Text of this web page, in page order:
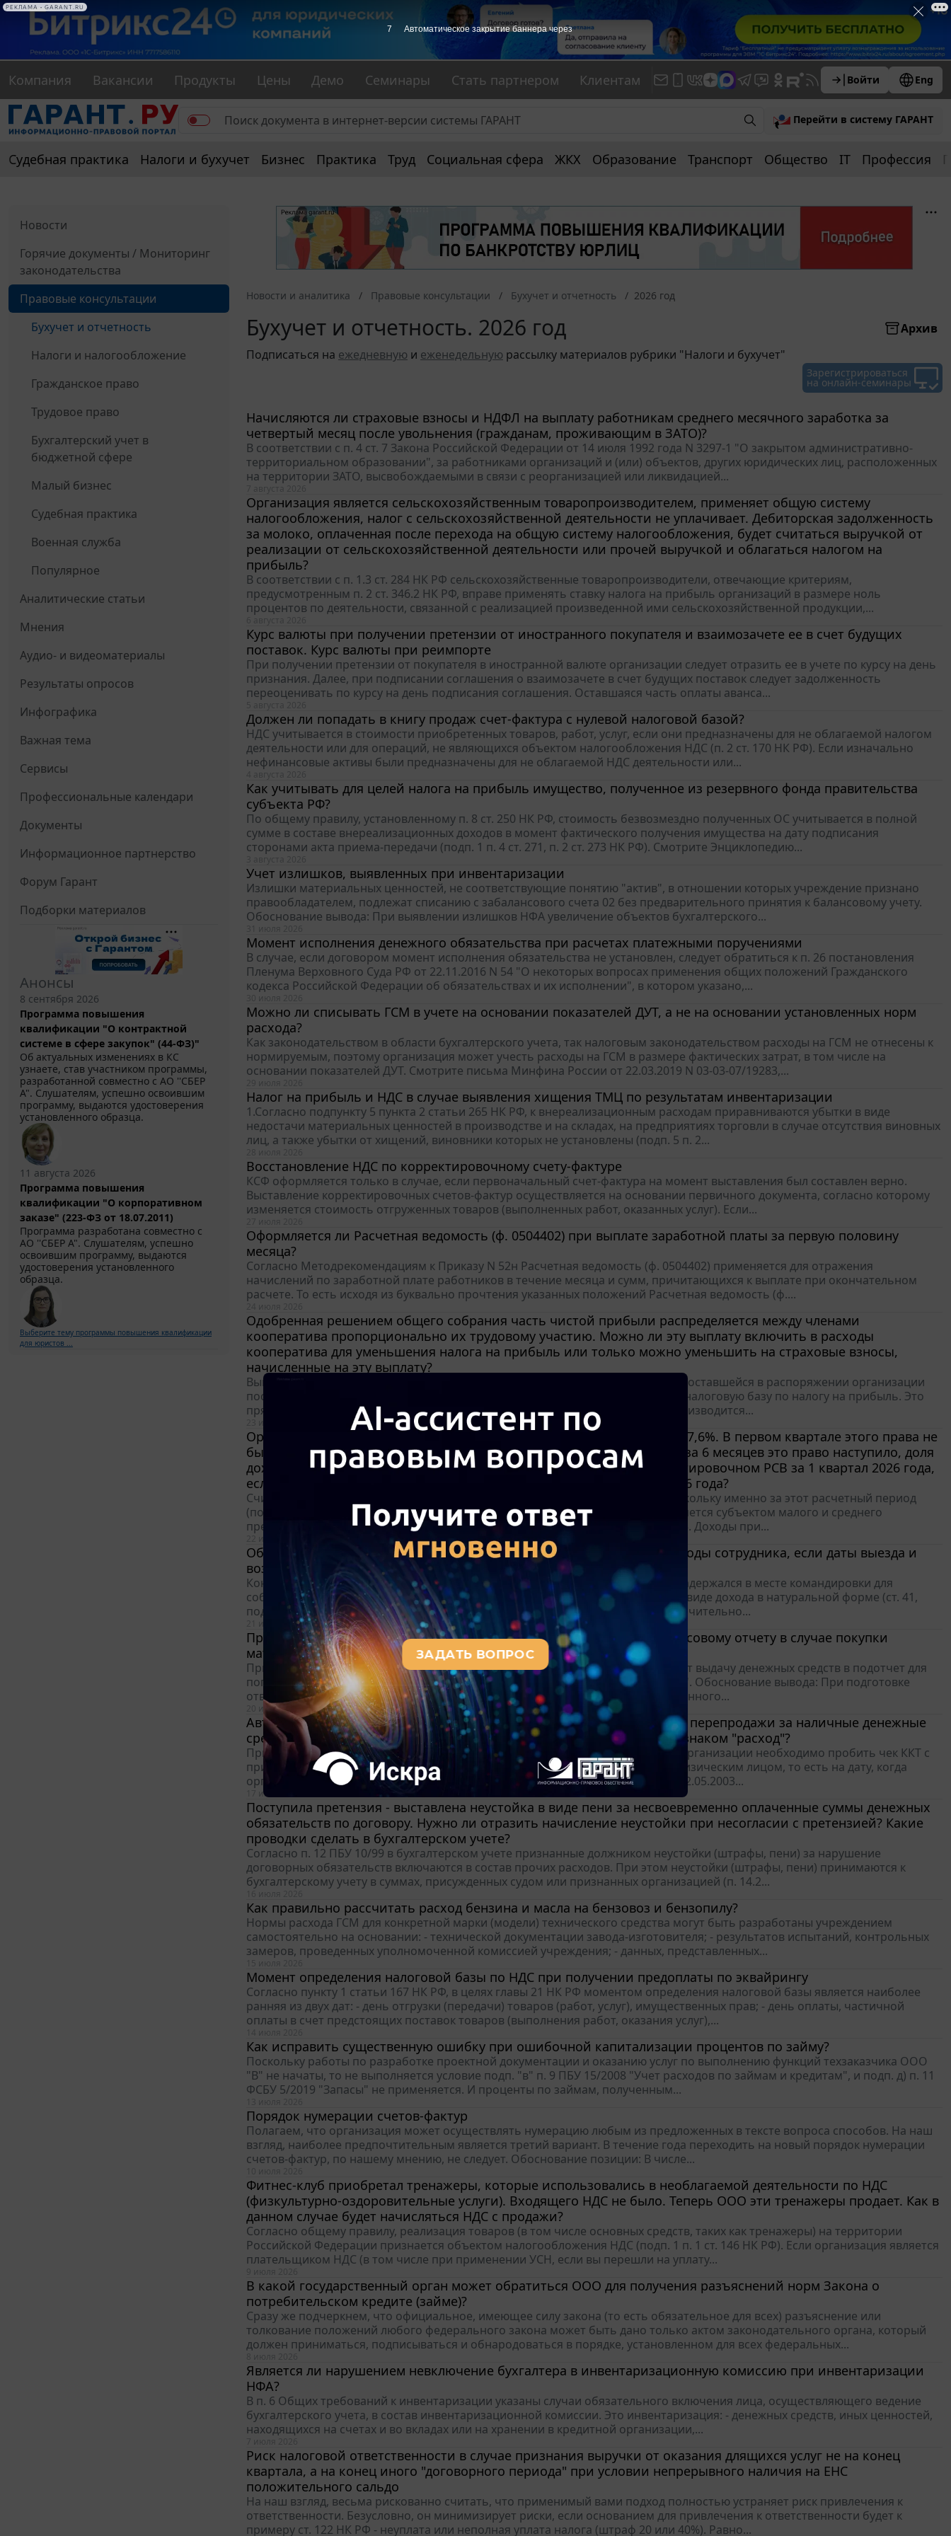
Компания Вакансии Продукты Цены Демо Семинары Стать партнером Клиентам Войти Eng
Перейти в систему ГАРАНТ
Судебная практика Налоги и бухучет Бизнес Практика Труд Социальная сфера ЖКХ Образование Транспорт Общество IT Профессия
Новости
Горячие документы / Мониторинг
законодательства
Правовые консультации
Бухучет и отчетность
Налоги и налогообложение
Гражданское право
Трудовое право
Бухгалтерский учет в
бюджетной сфере
Малый бизнес
Судебная практика
Военная служба
Популярное
Аналитические статьи
Мнения
Аудио- и видеоматериалы
Результаты опросов
Инфографика
Важная тема
Сервисы
Профессиональные календари
Документы
Информационное партнерство
Форум Гарант
Подборки материалов
Анонсы
8 сентября 2026
Программа повышения
квалификации "О контрактной
системе в сфере закупок" (44-ФЗ)"
Об актуальных изменениях в КС
узнаете, став участником программы,
разработанной совместно с АО ''СБЕР
А". Слушателям, успешно освоившим
программу, выдаются удостоверения
установленного образца.
11 августа 2026
Программа повышения
квалификации "О корпоративном
заказе" (223-ФЗ от 18.07.2011)
Программа разработана совместно с
АО ''СБЕР А". Слушателям, успешно
освоившим программу, выдаются
удостоверения установленного
образца.
Выберите тему программы повышения квалификации
для юристов ...
Новости и аналитика Правовые консультации Бухучет и отчетность 2026 год
Бухучет и отчетность. 2026 год
Архив
Подписаться на ежедневную и еженедельную рассылку материалов рубрики "Налоги и бухучет"
Зарегистрироваться
на онлайн-семинары
Начисляются ли страховые взносы и НДФЛ на выплату работникам среднего месячного заработка за
четвертый месяц после увольнения (гражданам, проживающим в ЗАТО)?
В соответствии с п. 4 ст. 7 Закона Российской Федерации от 14 июля 1992 года N 3297-1 "О закрытом административно-
территориальном образовании", за работниками организаций и (или) объектов, других юридических лиц, расположенных
на территории ЗАТО, высвобождаемыми в связи с реорганизацией или ликвидацией...
Организация является сельскохозяйственным товаропроизводителем, применяет общую систему
налогообложения, налог с сельскохозяйственной деятельности не уплачивает. Дебиторская задолженность
за молоко, оплаченная после перехода на общую систему налогообложения, будет считаться выручкой от
реализации от сельскохозяйственной деятельности или прочей выручкой и облагаться налогом на
прибыль?
В соответствии с п. 1.3 ст. 284 НК РФ сельскохозяйственные товаропроизводители, отвечающие критериям,
предусмотренным п. 2 ст. 346.2 НК РФ, вправе применять ставку налога на прибыль организаций в размере ноль
процентов по деятельности, связанной с реализацией произведенной ими сельскохозяйственной продукции,...
Курс валюты при получении претензии от иностранного покупателя и взаимозачете ее в счет будущих
поставок. Курс валюты при реимпорте
При получении претензии от покупателя в иностранной валюте организации следует отразить ее в учете по курсу на день
признания. Далее, при подписании соглашения о взаимозачете в счет будущих поставок следует задолженность
переоценивать по курсу на день подписания соглашения. Оставшаяся часть оплаты аванса...
Должен ли попадать в книгу продаж счет-фактура с нулевой налоговой базой?
НДС учитывается в стоимости приобретенных товаров, работ, услуг, если они предназначены для не облагаемой налогом
деятельности или для операций, не являющихся объектом налогообложения НДС (п. 2 ст. 170 НК РФ). Если изначально
нефинансовые активы были предназначены для не облагаемой НДС деятельности или...
Как учитывать для целей налога на прибыль имущество, полученное из резервного фонда правительства
субъекта РФ?
По общему правилу, установленному п. 8 ст. 250 НК РФ, стоимость безвозмездно полученных ОС учитывается в полной
сумме в составе внереализационных доходов в момент фактического получения имущества на дату подписания
сторонами акта приема-передачи (подп. 1 п. 4 ст. 271, п. 2 ст. 273 НК РФ). Смотрите Энциклопедию...
Учет излишков, выявленных при инвентаризации
Излишки материальных ценностей, не соответствующие понятию "актив", в отношении которых учреждение признано
правообладателем, подлежат списанию с забалансового счета 02 без предварительного принятия к балансовому учету.
Обоснование вывода: При выявлении излишков НФА увеличение объектов бухгалтерского...
Момент исполнения денежного обязательства при расчетах платежными поручениями
В случае, если договором момент исполнения обязательства не установлен, следует обратиться к п. 26 постановления
Пленума Верховного Суда РФ от 22.11.2016 N 54 "О некоторых вопросах применения общих положений Гражданского
кодекса Российской Федерации об обязательствах и их исполнении", в котором указано,...
Можно ли списывать ГСМ в учете на основании показателей ДУТ, а не на основании установленных норм
расхода?
Как законодательством в области бухгалтерского учета, так налоговым законодательством расходы на ГСМ не отнесены к
нормируемым, поэтому организация может учесть расходы на ГСМ в размере фактических затрат, в том числе на
основании показателей ДУТ. Смотрите письма Минфина России от 22.03.2019 N 03-03-07/19283,...
Налог на прибыль и НДС в случае выявления хищения ТМЦ по результатам инвентаризации
1.Согласно подпункту 5 пункта 2 статьи 265 НК РФ, к внереализационным расходам приравниваются убытки в виде
недостачи материальных ценностей в производстве и на складах, на предприятиях торговли в случае отсутствия виновных
лиц, а также убытки от хищений, виновники которых не установлены (подп. 5 п. 2...
Восстановление НДС по корректировочному счету-фактуре
КСФ оформляется только в случае, если первоначальный счет-фактура на момент выставления был составлен верно.
Выставление корректировочных счетов-фактур осуществляется на основании первичного документа, согласно которому
изменяется стоимость отгруженных товаров (выполненных работ, оказанных услуг). Если...
Оформляется ли Расчетная ведомость (ф. 0504402) при выплате заработной платы за первую половину
месяца?
Согласно Методрекомендациям к Приказу N 52н Расчетная ведомость (ф. 0504402) применяется для отражения
начислений по заработной плате работников в течение месяца и сумм, причитающихся к выплате при окончательном
расчете. То есть исходя из буквально прочтения указанных положений Расчетная ведомость (ф....
Одобренная решением общего собрания часть чистой прибыли распределяется между членами
кооператива пропорционально их трудовому участию. Можно ли эту выплату включить в расходы
кооператива для уменьшения налога на прибыль или только можно уменьшить на страховые взносы,
начисленные на эту выплату?
Выплаты, которые осуществляются за счет чистой прибыли (то есть прибыли, оставшейся в распоряжении организации
после налогообложения), не учитываются в составе расходов, уменьшающих налоговую базу по налогу на прибыль. Это
прямо следует из принципа формирования налоговой базы: если выплата производится...
Организация имеет право на пониженный тариф страховых взносов 7,6%. В первом квартале этого права не
было в связи с долей дохода менее 70%, во втором квартале, то есть за 6 месяцев это право наступило, доля
дохода более 70%. За какой период указывать долю дохода в корректировочном РСВ за 1 квартал 2026 года,
если право на пониженный тариф наступило во втором квартале 2026 года?
Считаем, что можно подать уточненный Расчет за все месяцы полугодия, поскольку именно за этот расчетный период
(полугодие) условие о доходе выполнено. Смотрите Вопрос: Предприятие является субъектом малого и среднего
предпринимательства (МСП), основной вид деятельности по коду ОКВЭД 33.13. Доходы при...
Облагается ли НДФЛ и страховыми взносами командировочные расходы сотрудника, если даты выезда и
возврата с командировки не совпадают с датами распоряжения?
Контролирующие органы считают, что оплата проезда сотруднику, который задержался в месте командировки для
собственных нужд, расценивается как получение им экономической выгоды в виде дохода в натуральной форме (ст. 41,
подп. 1 п. 2 ст. 211 НК РФ), когда срок пребывания в месте командирования значительно...
21 июля 2026
Правомерно ли отказать сотруднику в возмещении расходов по авансовому отчету в случае покупки
материалов в кредит?
Применяемая в настоящее время методология бухгалтерского учета допускает выдачу денежных средств в подотчет для
погашения кредитных обязательств до предоставления чека "Оплата кредита". Обоснование вывода: При подготовке
ответа мы не рассматриваем правомерность наличия или отсутствия заключенного...
20 июля 2026
Автосалон выкупил автомобиль у физического лица для дальнейшей перепродажи за наличные денежные
средства. Необходимо ли формировать в таком случае чек ККТ с признаком "расход"?
При покупке автомобиля у физического лица для дальнейшей перепродажи, организации необходимо пробить чек ККТ с
признаком "расход". Такой чек пробивается на дату фактического расчета с физическим лицом, то есть на дату, когда
организация произвела оплату. Согласно п. 1 ст. 1.2 Федерального закона от 22.05.2003...
17 июля 2026
Поступила претензия - выставлена неустойка в виде пени за несвоевременно оплаченные суммы денежных
обязательств по договору. Нужно ли отразить начисление неустойки при несогласии с претензией? Какие
проводки сделать в бухгалтерском учете?
Согласно п. 12 ПБУ 10/99 в бухгалтерском учете признанные должником неустойки (штрафы, пени) за нарушение
договорных обязательств включаются в состав прочих расходов. При этом неустойки (штрафы, пени) принимаются к
бухгалтерскому учету в суммах, присужденных судом или признанных организацией (п. 14.2...
Как правильно рассчитать расход бензина и масла на бензовоз и бензопилу?
Нормы расхода ГСМ для конкретной марки (модели) технического средства могут быть разработаны учреждением
самостоятельно на основании: - технической документации завода-изготовителя; - результатов испытаний, контрольных
замеров, проведенных уполномоченной комиссией учреждения; - данных, представленных...
Момент определения налоговой базы по НДС при получении предоплаты по эквайрингу
Согласно пункту 1 статьи 167 НК РФ, в целях главы 21 НК РФ моментом определения налоговой базы является наиболее
ранняя из двух дат: - день отгрузки (передачи) товаров (работ, услуг), имущественных прав; - день оплаты, частичной
оплаты в счет предстоящих поставок товаров (выполнения работ, оказания услуг),...
Как исправить существенную ошибку при ошибочной капитализации процентов по займу?
Поскольку работы по разработке проектной документации и оказанию услуг по выполнению функций техзаказчика ООО
"В" не начаты, то не выполняется условие подп. "в" п. 9 ПБУ 15/2008 "Учет расходов по займам и кредитам", и подп. д) п. 11
ФСБУ 5/2019 "Запасы" не применяется. И проценты по займам, полученным...
Порядок нумерации счетов-фактур
Полагаем, что организация может осуществлять нумерацию любым из предложенных в тексте вопроса способов. На наш
взгляд, наиболее предпочтительным является третий вариант. В течение года переходить на новый порядок нумерации
счетов-фактур, по нашему мнению, не следует. Обоснование позиции: В числе...
Фитнес-клуб приобретал тренажеры, которые использовались в необлагаемой деятельности по НДС
(физкультурно-оздоровительные услуги). Входящего НДС не было. Теперь ООО эти тренажеры продает. Как в
данном случае будет начисляться НДС с продажи?
Согласно общему правилу, реализация товаров (в том числе основных средств, таких как тренажеры) на территории
Российской Федерации признается объектом налогообложения НДС (подп. 1 п. 1 ст. 146 НК РФ). Если организация является
плательщиком НДС (в том числе при применении УСН, если вы перешли на уплату...
В какой государственный орган может обратиться ООО для получения разъяснений норм Закона о
потребительском кредите (займе)?
Сразу же подчеркнем, что официальное, имеющее силу закона (то есть обязательное для всех) разъяснение или
толкование положений любого федерального закона может быть дано только актом законодательного органа, который
должен приниматься, подписываться и обнародоваться в порядке, установленном для всех федеральных...
Является ли нарушением невключение бухгалтера в инвентаризационную комиссию при инвентаризации
НФА?
В п. 6 Общих требований к инвентаризации указаны случаи обязательного включения лица, осуществляющего ведение
бухгалтерского учета, в состав инвентаризационной комиссии. Это инвентаризация: - денежных средств, иных ценностей,
находящихся на счетах и во вкладах или на хранении в кредитной организации,...
Риск налоговой ответственности в случае признания выручки от оказания длящихся услуг не на конец
квартала, а на конец иного "договорного периода" при условии непрерывного наличия на ЕНС
положительного сальдо
На наш взгляд, весьма рискованно считать, что применимый вами подход полностью устраняет риск привлечения к
ответственности. Безусловно, он минимизирует риски, если основанием для привлечения к ответственности будет к
примеру ст. 122 НК РФ - неуплата или неполная уплата налога (штраф 20 или 40%). Равно...
7 Автоматическое закрытие баннера через
РЕКЛАМА • GARANT.RU